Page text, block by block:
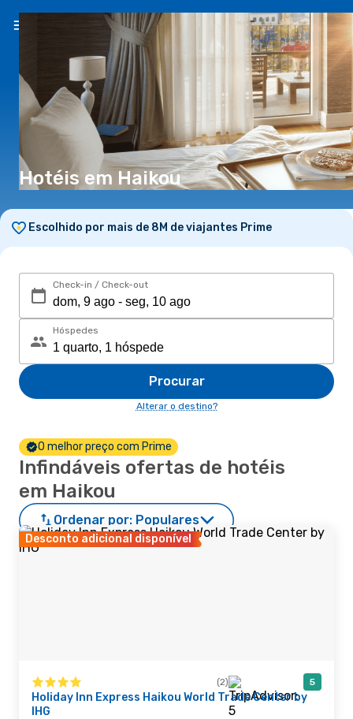
PT(€)
Hotéis em Haikou
Escolhido por mais de 8M de viajantes Prime
Check-in / Check-out
Hóspedes
Procurar
Alterar o destino?
O melhor preço com Prime
Infindáveis ofertas de hotéis
em Haikou
Ordenar por: Populares
Desconto adicional disponível
(2) 5
Holiday Inn Express Haikou World Trade Center by
IHG